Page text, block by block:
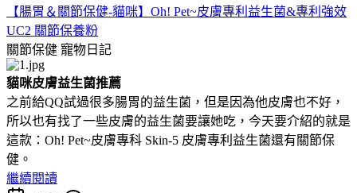
【腸胃＆關節保健-貓咪】Oh! Pet~皮膚專利益生菌&專利強效
UC2 關節保養粉
關節保健 寵物日記
貓咪皮膚益生菌推薦
之前給QQ試過很多腸胃的益生菌，但是因為他皮膚也不好，
所以也有找了一些皮膚的益生菌要讓她吃，今天要介紹的就是
這款：Oh! Pet~皮膚專科 Skin-5 皮膚專利益生菌還有關節保
健。
繼續閱讀